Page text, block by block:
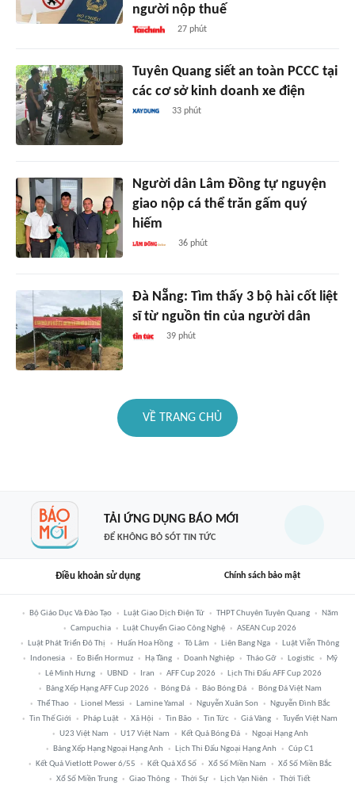
người nộp thuế
27 phút
Tuyên Quang siết an toàn PCCC tại
các cơ sở kinh doanh xe điện
33 phút
Người dân Lâm Đồng tự nguyện
giao nộp cá thể trăn gấm quý
hiếm
36 phút
Đà Nẵng: Tìm thấy 3 bộ hài cốt liệt
sĩ từ nguồn tin của người dân
39 phút
VỀ TRANG CHỦ
TẢI ỨNG DỤNG BÁO MỚI
ĐỂ KHÔNG BỎ SÓT TIN TỨC
Điều khoản sử dụng Chính sách bảo mật
Bộ Giáo Dục Và Đào Tạo Luật Giao Dịch Điện Tử THPT Chuyên Tuyên Quang
Năm
Campuchia
Luật Chuyển Giao Công Nghệ
ASEAN Cup 2026
Luật Phát Triển Đô Thị
Huấn Hoa Hồng Tô Lâm Liên Bang Nga
Luật Viễn Thông
Indonesia
Eo Biển Hormuz Hạ Tầng Doanh Nghiệp Tháo Gỡ Logistic
Mỹ
Lê Minh Hưng
UBND Iran AFF Cup 2026
Lịch Thi Đấu AFF Cup 2026
Bảng Xếp Hạng AFF Cup 2026
Bóng Đá Báo Bóng Đá
Bóng Đá Việt Nam
Thể Thao
Lionel Messi Lamine Yamal Nguyễn Xuân Son
Nguyễn Đình Bắc
Tin Thế Giới
Pháp Luật Xã Hội Tin Bão Tin Tức Giá Vàng
Tuyển Việt Nam
U23 Việt Nam
U17 Việt Nam Kết Quả Bóng Đá
Ngoại Hạng Anh
Bảng Xếp Hạng Ngoại Hạng Anh
Lịch Thi Đấu Ngoại Hạng Anh
Cúp C1
Kết Quả Vietlott Power 6/55
Kết Quả Xổ Số Xổ Số Miền Nam
Xổ Số Miền Bắc
Xổ Số Miền Trung
Giao Thông Thời Sự Lịch Vạn Niên
Thời Tiết